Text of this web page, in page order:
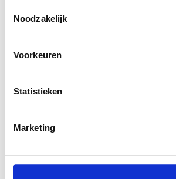
We gebruiken cookies om content en
verstrekt of die ze hebben verzameld
Noodzakelijk
Voorkeuren
Statistieken
Marketing